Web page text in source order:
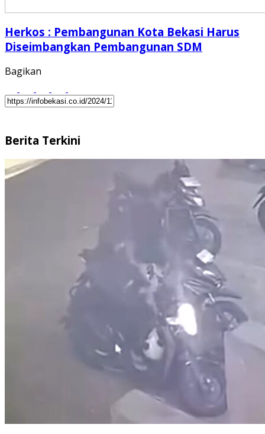
Herkos : Pembangunan Kota Bekasi Harus
Diseimbangkan Pembangunan SDM
Bagikan
Berita Terkini